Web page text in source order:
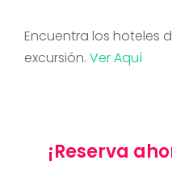
Encuentra los hoteles
excursión. Ver Aquí
¡Reserva